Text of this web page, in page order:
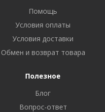
Помощь
Условия оплаты
Условия доставки
Обмен и возврат товара
Полезное
Блог
Вопрос-ответ